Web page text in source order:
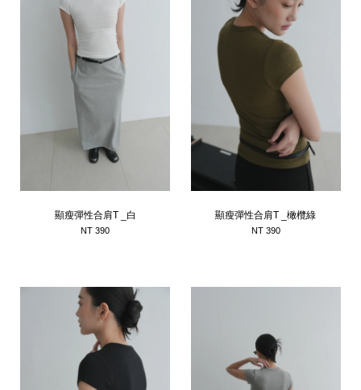
顯瘦彈性合肩T _白
NT 390
顯瘦彈性合肩T _橄欖綠
NT 390